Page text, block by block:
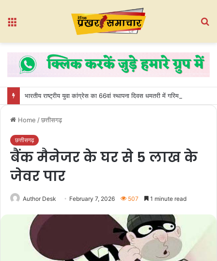
Home /छत्तीसगढ़
छत्तीसगढ़
बैंक मैनेजर के घर से 5 लाख के
जेवर पार
Author Desk February 7, 2026 507 1 minute read